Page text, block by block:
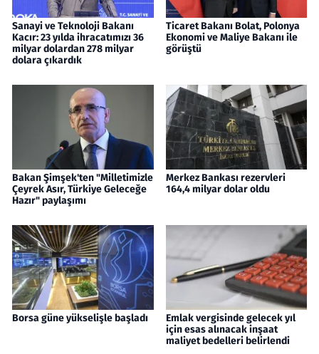
Sanayi ve Teknoloji Bakanı
Kacır: 23 yılda ihracatımızı 36
milyar dolardan 278 milyar
dolara çıkardık
Ticaret Bakanı Bolat, Polonya
Ekonomi ve Maliye Bakanı ile
görüştü
Bakan Şimşek'ten "Milletimizle
Çeyrek Asır, Türkiye Geleceğe
Hazır" paylaşımı
Merkez Bankası rezervleri
164,4 milyar dolar oldu
Borsa güne yükselişle başladı
Emlak vergisinde gelecek yıl
için esas alınacak inşaat
maliyet bedelleri belirlendi